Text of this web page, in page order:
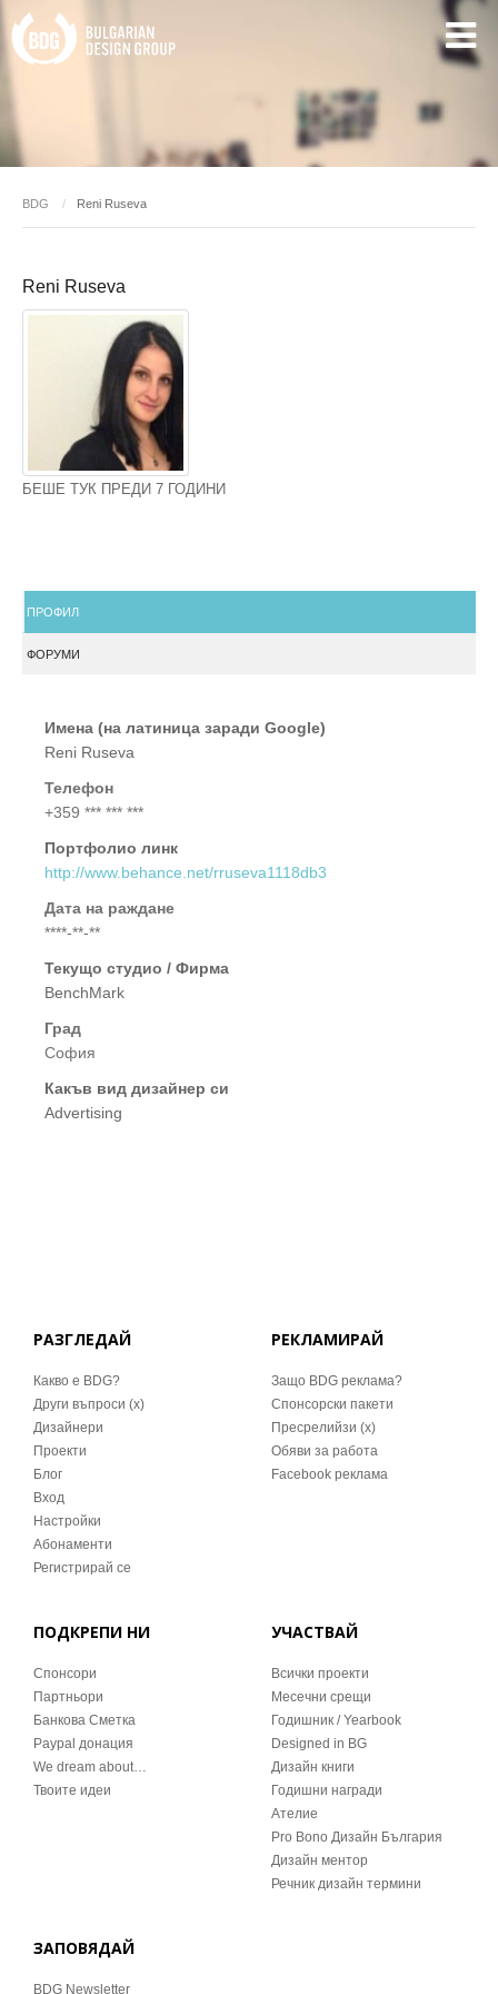
BDG Reni Ruseva
Reni Ruseva
БЕШЕ ТУК ПРЕДИ 7 ГОДИНИ
ПРОФИЛ
ФОРУМИ
Имена (на латиница заради Google)
Reni Ruseva
Телефон
+359 *** *** ***
Портфолио линк
http://www.behance.net/rruseva1118db3
Дата на раждане
****-**-**
Текущо студио / Фирма
BenchMark
Град
София
Какъв вид дизайнер си
Advertising
РАЗГЛЕДАЙ
Какво е BDG?
Други въпроси (x)
Дизайнери
Проекти
Блог
Вход
Настройки
Абонаменти
Регистрирай се
РЕКЛАМИРАЙ
Защо BDG реклама?
Спонсорски пакети
Пресрелийзи (x)
Обяви за работа
Facebook реклама
ПОДКРЕПИ НИ
Спонсори
Партньори
Банкова Сметка
Paypal донация
We dream about…
Твоите идеи
УЧАСТВАЙ
Всички проекти
Месечни срещи
Годишник / Yearbook
Designed in BG
Дизайн книги
Годишни награди
Ателие
Pro Bono Дизайн България
Дизайн ментор
Речник дизайн термини
ЗАПОВЯДАЙ
BDG Newsletter